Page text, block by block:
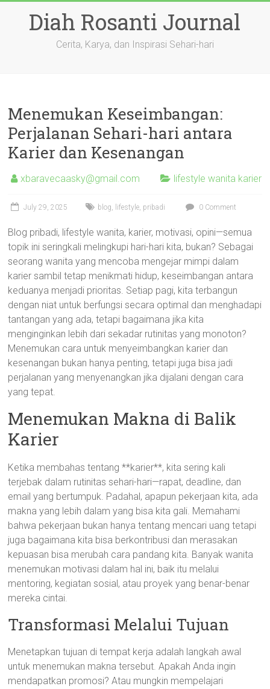
contentDiah Rosanti Journal
Cerita, Karya, dan Inspirasi Sehari-hari
Menemukan Keseimbangan:
Perjalanan Sehari-hari antara
Karier dan Kesenangan
xbaravecaasky@gmail.com lifestyle wanita karier
July 29, 2025 blog, lifestyle, pribadi 0 Comment
Blog pribadi, lifestyle wanita, karier, motivasi, opini—semua
topik ini seringkali melingkupi hari-hari kita, bukan? Sebagai
seorang wanita yang mencoba mengejar mimpi dalam
karier sambil tetap menikmati hidup, keseimbangan antara
keduanya menjadi prioritas. Setiap pagi, kita terbangun
dengan niat untuk berfungsi secara optimal dan menghadapi
tantangan yang ada, tetapi bagaimana jika kita
menginginkan lebih dari sekadar rutinitas yang monoton?
Menemukan cara untuk menyeimbangkan karier dan
kesenangan bukan hanya penting, tetapi juga bisa jadi
perjalanan yang menyenangkan jika dijalani dengan cara
yang tepat.
Menemukan Makna di Balik
Karier
Ketika membahas tentang **karier**, kita sering kali
terjebak dalam rutinitas sehari-hari—rapat, deadline, dan
email yang bertumpuk. Padahal, apapun pekerjaan kita, ada
makna yang lebih dalam yang bisa kita gali. Memahami
bahwa pekerjaan bukan hanya tentang mencari uang tetapi
juga bagaimana kita bisa berkontribusi dan merasakan
kepuasan bisa merubah cara pandang kita. Banyak wanita
menemukan motivasi dalam hal ini, baik itu melalui
mentoring, kegiatan sosial, atau proyek yang benar-benar
mereka cintai.
Transformasi Melalui Tujuan
Menetapkan tujuan di tempat kerja adalah langkah awal
untuk menemukan makna tersebut. Apakah Anda ingin
mendapatkan promosi? Atau mungkin mempelajari